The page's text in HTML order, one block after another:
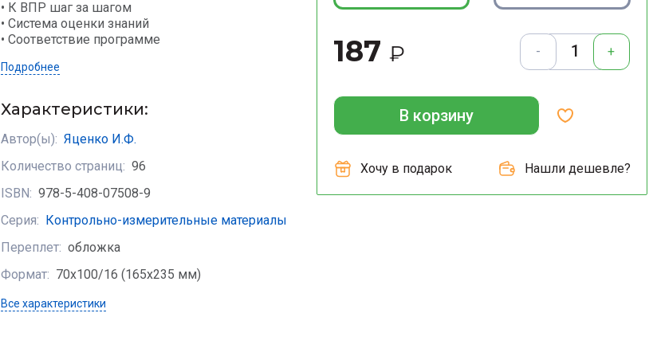
• К ВПР шаг за шагом
• Система оценки знаний
• Соответствие программе
Подробнее
Характеристики:
Автор(ы): Яценко И.Ф.
Количество страниц: 96
ISBN: 978-5-408-07508-9
Серия:
Контрольно-измерительные материалы
Переплет: обложка
Формат: 70х100/16 (165x235 мм)
Все характеристики
187 ₽ - +
В корзину
Хочу в подарок Нашли дешевле?